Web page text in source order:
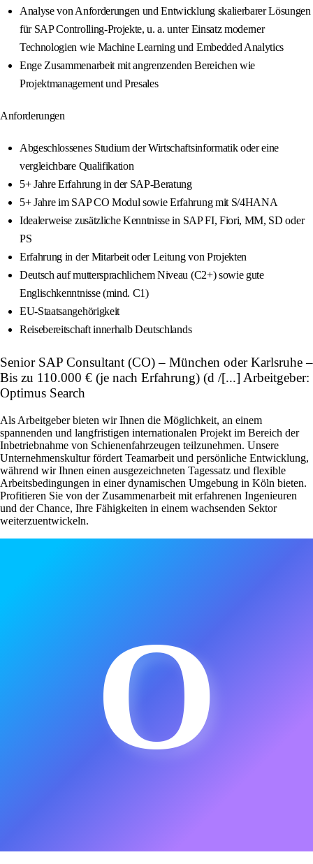
Analyse von Anforderungen und Entwicklung skalierbarer Lösungen
für SAP Controlling-Projekte, u. a. unter Einsatz moderner
Technologien wie Machine Learning und Embedded Analytics
Enge Zusammenarbeit mit angrenzenden Bereichen wie
Projektmanagement und Presales
Anforderungen
Abgeschlossenes Studium der Wirtschaftsinformatik oder eine
vergleichbare Qualifikation
5+ Jahre Erfahrung in der SAP-Beratung
5+ Jahre im SAP CO Modul sowie Erfahrung mit S/4HANA
Idealerweise zusätzliche Kenntnisse in SAP FI, Fiori, MM, SD oder
PS
Erfahrung in der Mitarbeit oder Leitung von Projekten
Deutsch auf muttersprachlichem Niveau (C2+) sowie gute
Englischkenntnisse (mind. C1)
EU-Staatsangehörigkeit
Reisebereitschaft innerhalb Deutschlands
Senior SAP Consultant (CO) – München oder Karlsruhe –
Bis zu 110.000 € (je nach Erfahrung) (d /[...] Arbeitgeber:
Optimus Search
Als Arbeitgeber bieten wir Ihnen die Möglichkeit, an einem
spannenden und langfristigen internationalen Projekt im Bereich der
Inbetriebnahme von Schienenfahrzeugen teilzunehmen. Unsere
Unternehmenskultur fördert Teamarbeit und persönliche Entwicklung,
während wir Ihnen einen ausgezeichneten Tagessatz und flexible
Arbeitsbedingungen in einer dynamischen Umgebung in Köln bieten.
Profitieren Sie von der Zusammenarbeit mit erfahrenen Ingenieuren
und der Chance, Ihre Fähigkeiten in einem wachsenden Sektor
weiterzuentwickeln.
O